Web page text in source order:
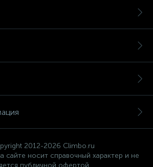
2012-2026 Climbo.ru
сайте носит справочный характер и не
публичной офертой